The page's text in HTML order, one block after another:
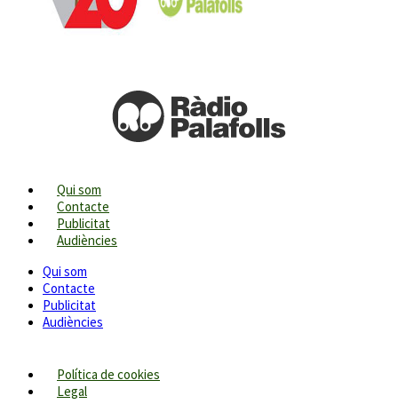
Qui som
Contacte
Publicitat
Audiències
Qui som
Contacte
Publicitat
Audiències
Política de cookies
Legal